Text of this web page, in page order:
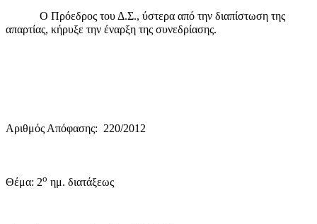
Ο Πρόεδρος του Δ.Σ., ύστερα από την διαπίστωση της
απαρτίας, κήρυξε την έναρξη της συνεδρίασης.
Αριθμός Απόφασης: 220/2012
Θέμα: 2ο ημ. διατάξεως